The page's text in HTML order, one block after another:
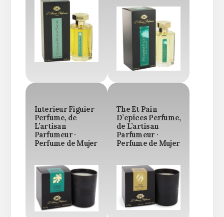
Interieur Figuier
Perfume, de
L’artisan
Parfumeur ·
Perfume de Mujer
The Et Pain
D’epices Perfume,
de L’artisan
Parfumeur ·
Perfume de Mujer